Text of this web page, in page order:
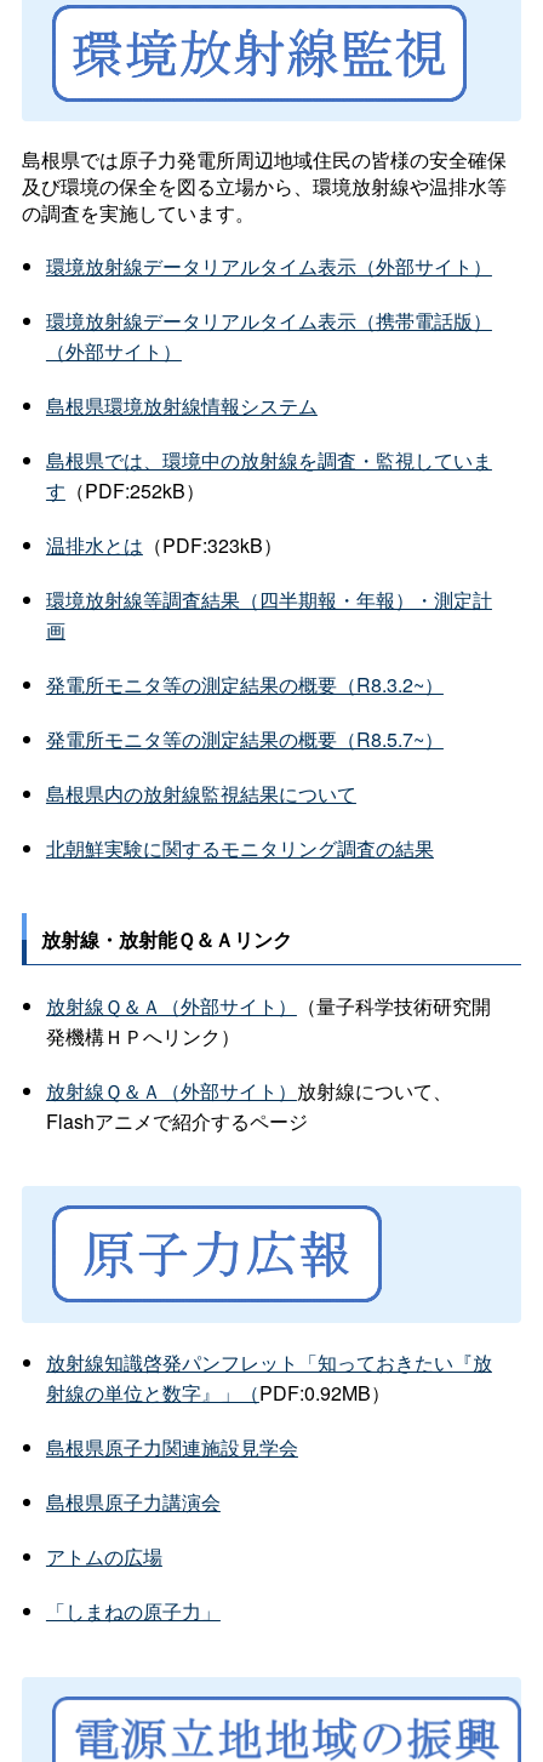
島根県では原子力発電所周辺地域住民の皆様の安全確保
及び環境の保全を図る立場から、環境放射線や温排水等
の調査を実施しています。
環境放射線データリアルタイム表示（外部サイト）
環境放射線データリアルタイム表示（携帯電話版）
（外部サイト）
島根県環境放射線情報システム
島根県では、環境中の放射線を調査・監視していま
す （PDF:252kB）
温排水とは （PDF:323kB）
環境放射線等調査結果（四半期報・年報）・測定計
画
発電所モニタ等の測定結果の概要（R8.3.2~）
発電所モニタ等の測定結果の概要（R8.5.7~）
島根県内の放射線監視結果について
北朝鮮実験に関するモニタリング調査の結果
放射線・放射能Ｑ＆Ａリンク
放射線Ｑ＆Ａ（外部サイト）
（量子科学技術研究開
発機構ＨＰへリンク）
放射線Ｑ＆Ａ（外部サイト） 放射線について、
Flashアニメで紹介するページ
放射線知識啓発パンフレット「知っておきたい『放
射線の単位と数字』」（PDF:0.92MB）
島根県原子力関連施設見学会
島根県原子力講演会
アトムの広場
「しまねの原子力」